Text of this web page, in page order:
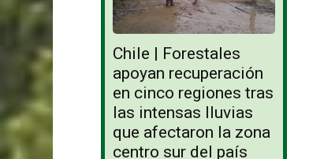
Chile | Forestales
apoyan recuperación
en cinco regiones tras
las intensas lluvias
que afectaron la zona
centro sur del país